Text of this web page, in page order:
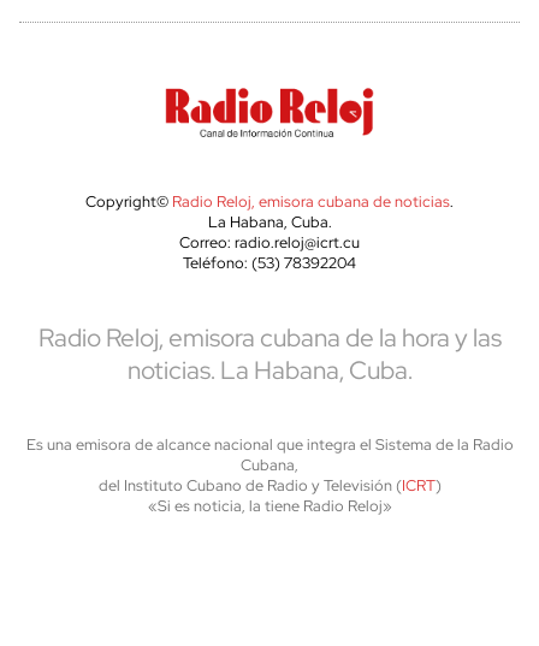
Copyright© Radio Reloj, emisora cubana de noticias.
La Habana, Cuba.
Correo: radio.reloj@icrt.cu
Teléfono: (53) 78392204
Radio Reloj, emisora cubana de la hora y las
noticias. La Habana, Cuba.
Es una emisora de alcance nacional que integra el Sistema de la Radio
Cubana,
del Instituto Cubano de Radio y Televisión (ICRT)
«Si es noticia, la tiene Radio Reloj»